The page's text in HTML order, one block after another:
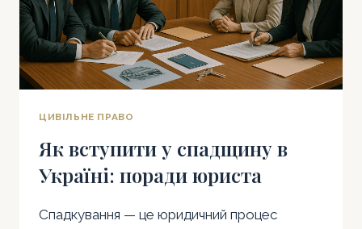
ЦИВІЛЬНЕ ПРАВО
Як вступити у спадщину в
Україні: поради юриста
Спадкування — це юридичний процес